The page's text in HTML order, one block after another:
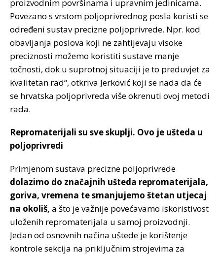
proizvodnim površinama i upravnim jedinicama.
Povezano s vrstom poljoprivrednog posla koristi se
određeni sustav precizne poljoprivrede. Npr. kod
obavljanja poslova koji ne zahtijevaju visoke
preciznosti možemo koristiti sustave manje
točnosti, dok u suprotnoj situaciji je to preduvjet za
kvalitetan rad“, otkriva Jerković koji se nada da će
se hrvatska poljoprivreda više okrenuti ovoj metodi
rada.
Repromaterijali su sve skuplji. Ovo je ušteda u
poljoprivredi
Primjenom sustava precizne poljoprivrede
dolazimo do značajnih ušteda repromaterijala,
goriva, vremena te smanjujemo štetan utjecaj
na okoliš, a što je važnije povećavamo iskoristivost
uloženih repromaterijala u samoj proizvodnji.
Jedan od osnovnih načina uštede je korištenje
kontrole sekcija na priključnim strojevima za